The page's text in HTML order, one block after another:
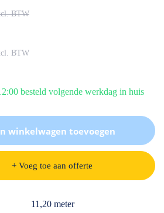
besteld volgende werkdag in huis
winkelwagen toevoegen
+ Voeg toe aan offerte
11,20 meter